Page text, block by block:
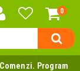
0
Program